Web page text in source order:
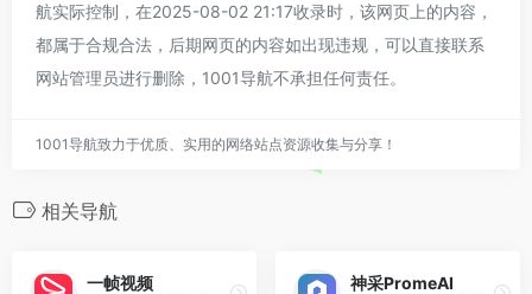
航实际控制，在2025-08-02 21:17收录时，该网页上的内容，
都属于合规合法，后期网页的内容如出现违规，可以直接联系
网站管理员进行删除，1001导航不承担任何责任。
1001导航致力于优质、实用的网络站点资源收集与分享！
相关导航
‌一帧视频 神采PromeAI